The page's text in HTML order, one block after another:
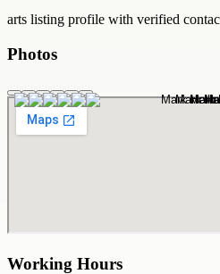
arts listing profile with verified
Photos
Working Hours